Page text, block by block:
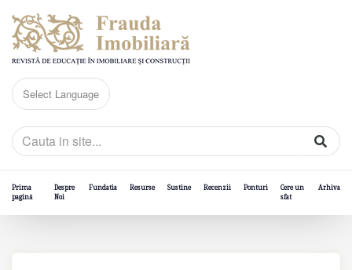
Prima
pagină
Despre
Noi
Fundatia Resurse Sustine Recenzii Ponturi
Cere un
sfat
Arhiva